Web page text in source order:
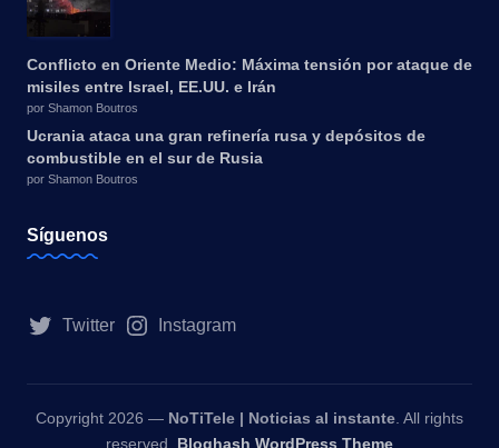
Conflicto en Oriente Medio: Máxima tensión por ataque de
misiles entre Israel, EE.UU. e Irán
por Shamon Boutros
Ucrania ataca una gran refinería rusa y depósitos de
combustible en el sur de Rusia
por Shamon Boutros
Síguenos
Twitter Instagram
Copyright 2026 — NoTiTele | Noticias al instante . All rights
reserved. Bloghash WordPress Theme